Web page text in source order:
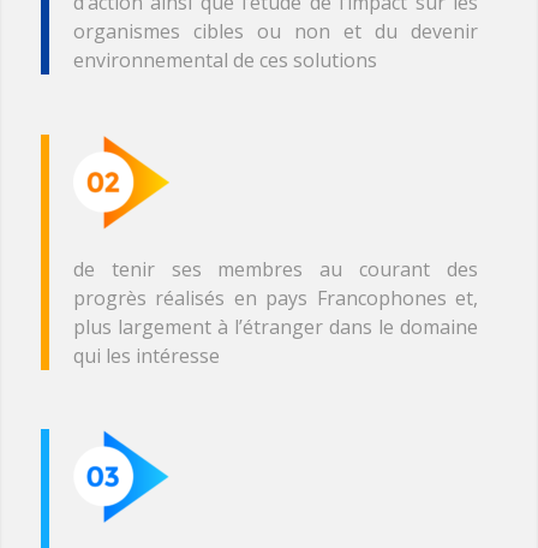
organismes cibles ou non et du devenir
environnemental de ces solutions
de tenir ses membres au courant des
progrès réalisés en pays Francophones et,
plus largement à l’étranger dans le domaine
qui les intéresse